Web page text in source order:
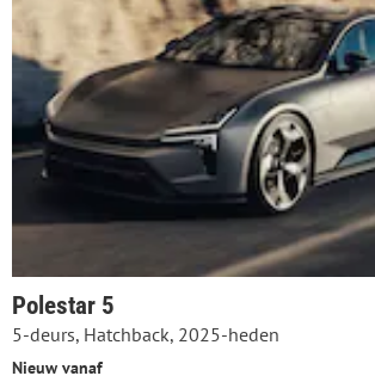
Polestar 5
5-deurs, Hatchback, 2025-heden
Nieuw vanaf